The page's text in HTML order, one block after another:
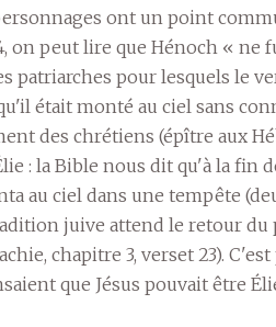
ont un point
on peut lire que Hénoch « ne
patriarches pour lesquels le
était monté au ciel sans
des chrétiens (épître aux
: la Bible nous dit qu'à la fin
au ciel dans une tempête
juive attend le retour
chapitre 3, verset 23).
que Jésus pouvait être